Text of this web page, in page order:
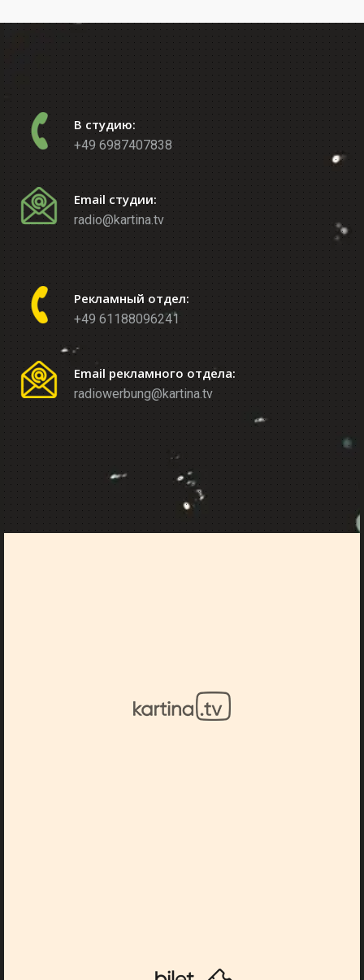
В студию:
+49 6987407838
Email студии:
radio@kartina.tv
Рекламный отдел:
+49 61188096241
Email рекламного отдела:
radiowerbung@kartina.tv